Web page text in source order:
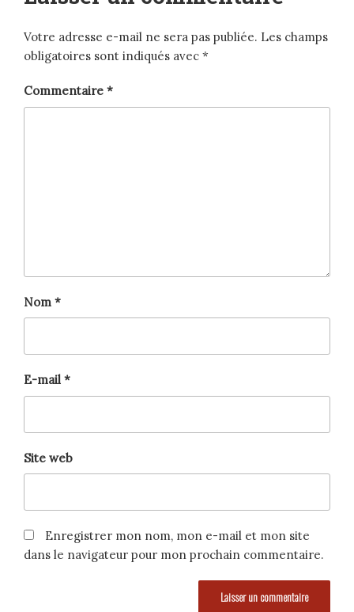
Votre adresse e-mail ne sera pas publiée. Les champs
obligatoires sont indiqués avec *
Commentaire *
Nom *
E-mail *
Site web
Enregistrer mon nom, mon e-mail et mon site
dans le navigateur pour mon prochain commentaire.